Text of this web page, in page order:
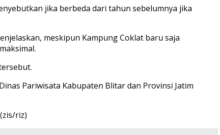
jika berbeda dari tahun sebelumnya jika
meskipun Kampung Coklat baru saja
Pariwisata Kabupaten Blitar dan Provinsi Jatim
riz)